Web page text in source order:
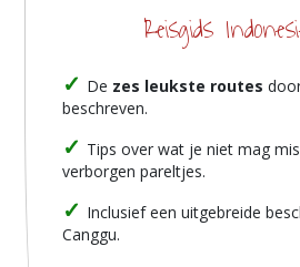
Reisgids
De zes leukste routes
beschreven.
Tips over wat je niet mag
verborgen pareltjes.
Inclusief een uitgebreide
Canggu.